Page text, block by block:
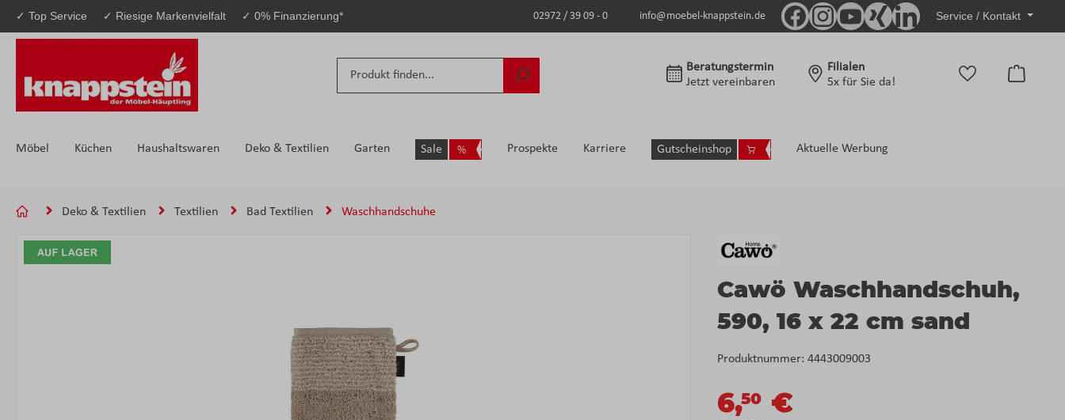
Hauptinhalt springen
Zur Suche springen
Zur Hauptnavigation springen
✓ Top Service ✓ Riesige Markenvielfalt ✓ 0% Finanzierung* 02972 / 39 09 - 0 info@moebel-knappstein.de Service / Kontakt
Beratungstermin
Jetzt vereinbaren
Filialen
5x für Sie da!
Möbel Küchen Haushaltswaren Deko & Textilien Garten Sale Prospekte Karriere Gutscheinshop Aktuelle Werbung
Deko & Textilien Textilien Bad Textilien Waschhandschuhe
Bildergalerie überspringen
Cawö Waschhandschuh,
590, 16 x 22 cm sand
Produktnummer: 4443009003
6,50 €